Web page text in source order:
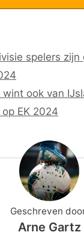
spelers zijn
ook van
EK 2024
Geschreven
Arne Gartz